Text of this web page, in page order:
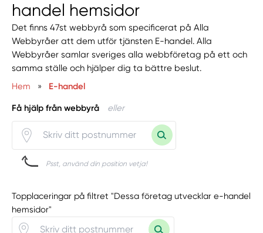
handel hemsidor
Det finns 47st webbyrå som specificerat på Alla
Webbyråer att dem utför tjänsten E-handel. Alla
Webbyråer samlar sveriges alla webbföretag på ett och
samma ställe och hjälper dig ta bättre beslut.
Hem
» E-handel
Få hjälp från webbyrå eller
Psst, använd din position vetja!
Topplaceringar på filtret "Dessa företag utvecklar e-handel
hemsidor"